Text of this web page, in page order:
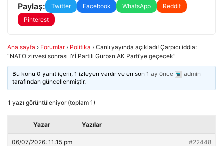
Paylaş: Twitter Facebook WhatsApp
Reddit
Pinterest
Ana sayfa › Forumlar › Politika › Canlı yayında açıkladı! Çarpıcı iddia:
“NATO zirvesi sonrası İYİ Partili Gürban AK Parti’ye geçecek”
Bu konu 0 yanıt içerir, 1 izleyen vardır ve en son1 ay önce
admin
tarafından güncellenmiştir.
1 yazı görüntüleniyor (toplam 1)
Yazar Yazılar
06/07/2026: 11:15 pm #22448